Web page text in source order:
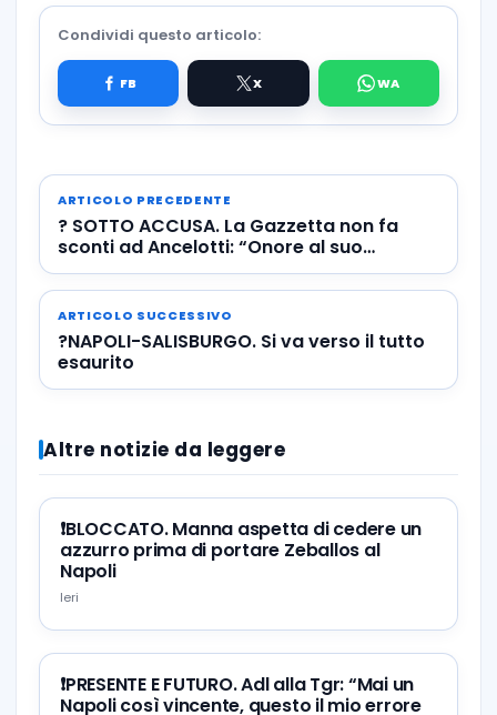
Condividi questo articolo:
ARTICOLO PRECEDENTE
? SOTTO ACCUSA. La Gazzetta non fa
sconti ad Ancelotti: “Onore al suo
curriculum, ma…”
ARTICOLO SUCCESSIVO
?NAPOLI-SALISBURGO. Si va verso il tutto
esaurito
Altre notizie da leggere
❗️BLOCCATO. Manna aspetta di cedere un
azzurro prima di portare Zeballos al
Napoli
Ieri
❗️PRESENTE E FUTURO. Adl alla Tgr: “Mai un
Napoli così vincente, questo il mio errore